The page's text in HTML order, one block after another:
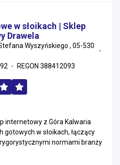
w słoikach | Sklep
Drawela
Wyszyńskiego , 05-530
REGON 388412093
internetowy z Góra Kalwaria
gotowych w słoikach, łączący
normami branży